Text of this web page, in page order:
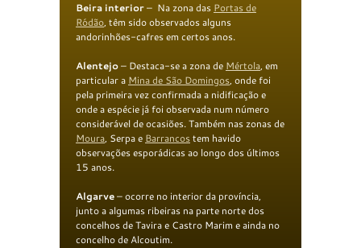
Beira interior– Na zona das Portas de
Ródão, têm sido observados alguns
andorinhões-cafres em certos anos.
Alentejo– Destaca-se a zona de Mértola, em
particular a Mina de São Domingos, onde foi
pela primeira vez confirmada a nidificação e
onde a espécie já foi observada num número
considerável de ocasiões. Também nas zonas de
Moura, Serpa e Barrancostem havido
observações esporádicas ao longo dos últimos
15 anos.
Algarve– ocorre no interior da província,
junto a algumas ribeiras na parte norte dos
concelhos de Tavira e Castro Marim e ainda no
concelho de Alcoutim.